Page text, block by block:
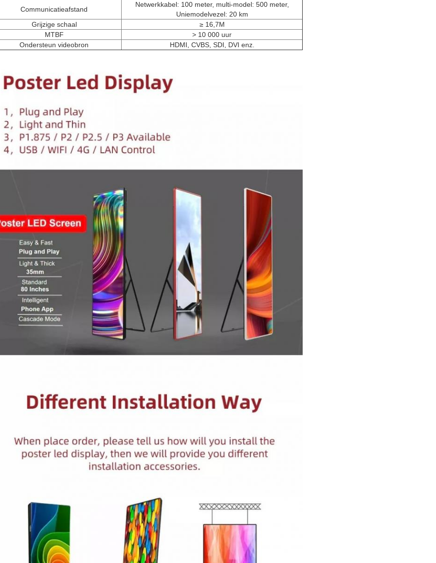
Communicatieafstand
Netwerkkabel: 100 meter, multi-model: 500 meter,
Uniemodelvezel: 20 km
Grijzige schaal
≥ 16,7M
MTBF
> 10 000 uur
Ondersteun videobron
HDMI, CVBS, SDI, DVI enz.